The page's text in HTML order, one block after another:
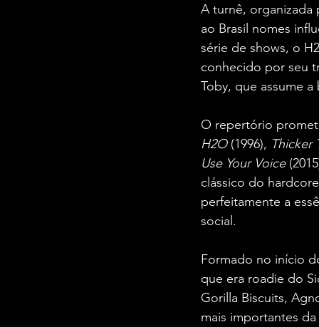
A turnê, organizada
ao Brasil nomes
série de shows, o
conhecido por seu
Toby, que assume
O repertório
H2O (1996), Thicker
Use Your Voice
clássico do
perfeitamente a
social.
Formado no início
que era roadie do
Gorilla Biscuits,
mais importantes